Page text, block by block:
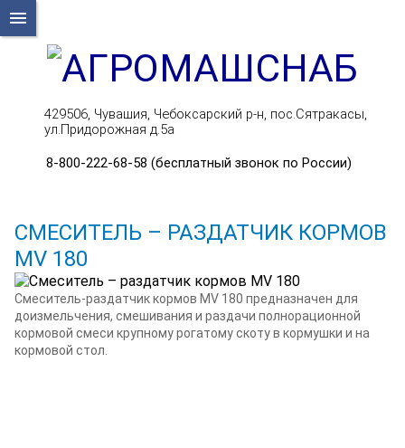
menu
429506, Чувашия, Чебоксарский р-н, пос.Сятракасы,
ул.Придорожная д.5а
8-800-222-68-58 (бесплатный звонок по России)
СМЕСИТЕЛЬ – РАЗДАТЧИК КОРМОВ
MV 180
Смеситель-раздатчик кормов MV 180 предназначен для
доизмельчения, смешивания и раздачи полнорационной
кормовой смеси крупному рогатому скоту в кормушки и на
кормовой стол.